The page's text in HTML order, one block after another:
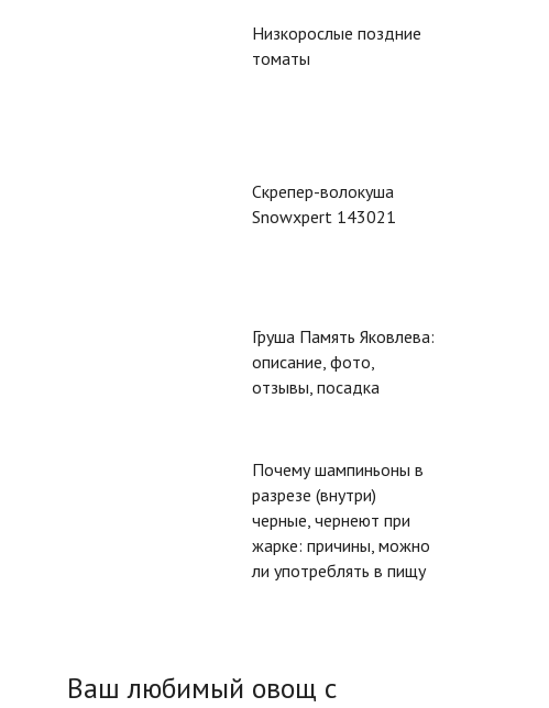
Низкорослые поздние
томаты
Скрепер-волокуша
Snowxpert 143021
Груша Память Яковлева:
описание, фото,
отзывы, посадка
Почему шампиньоны в
разрезе (внутри)
черные, чернеют при
жарке: причины, можно
ли употреблять в пищу
Ваш любимый овощ с